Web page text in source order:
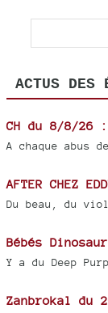
ACTUS DES
CH du 8/8/26
A chaque abus
AFTER CHEZ
Du beau, du
Bébés
Y a du Deep
Zanbrokal du